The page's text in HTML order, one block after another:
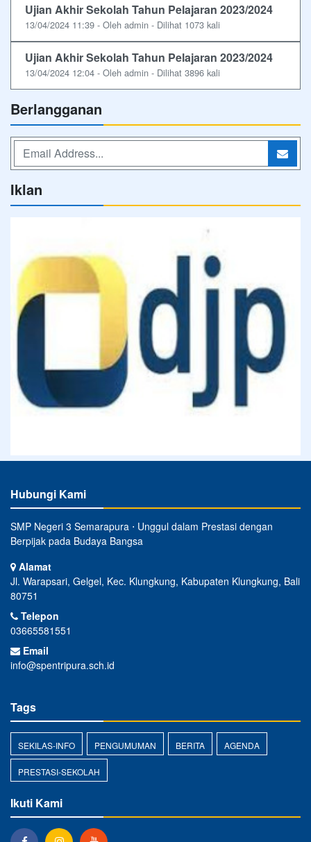
Ujian Akhir Sekolah Tahun Pelajaran 2023/2024
13/04/2024 11:39 - Oleh admin - Dilihat 1073 kali
Ujian Akhir Sekolah Tahun Pelajaran 2023/2024
13/04/2024 12:04 - Oleh admin - Dilihat 3896 kali
Berlangganan
Iklan
Hubungi Kami
SMP Negeri 3 Semarapura ⋅ Unggul dalam Prestasi dengan
Berpijak pada Budaya Bangsa
Alamat
Jl. Warapsari, Gelgel, Kec. Klungkung, Kabupaten Klungkung, Bali
80751
Telepon
03665581551
Email
info@spentripura.sch.id
Tags
SEKILAS-INFO PENGUMUMAN BERITA AGENDA
PRESTASI-SEKOLAH
Ikuti Kami